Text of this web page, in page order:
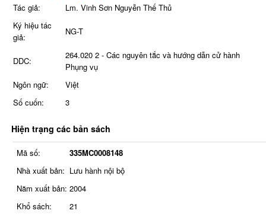
Tác giả:
Lm. Vinh Sơn Nguyễn Thế Thủ
Ký hiệu tác
giả:
NG-T
DDC:
264.020 2 - Các nguyên tắc và hướng dẫn cử hành
Phụng vụ
Ngôn ngữ:
Việt
Số cuốn:
3
Hiện trạng các bản sách
Mã số:
335MC0008148
Nhà xuất bản: Lưu hành nội bộ
Năm xuất bản: 2004
Khổ sách:
21